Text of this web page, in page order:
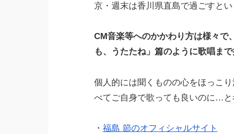
京・週末は香川県直島で過ごすとい
CM音楽等へのかかわり方は様々で
も、うたたね」篇のように歌唱ま
個人的には聞くものの心をほっこ
べてご自身で歌っても良いのに…と
・ 福島 節のオフィシャルサイト